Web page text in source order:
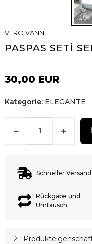
VERO VANNI
PASPAS SETİ
30,00 EUR
Kategorie: ELEGANTE
Schneller Versand
Rückgabe und
Umtausch